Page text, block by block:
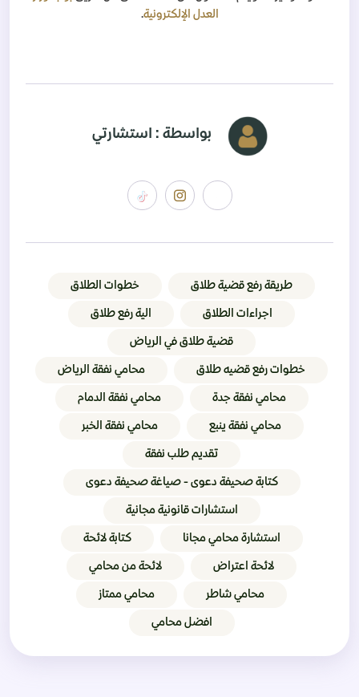
العدل الإلكترونية.
بواسطة : استشارتي
طريقة رفع قضية طلاق خطوات الطلاق
اجراءات الطلاق الية رفع طلاق
قضية طلاق في الرياض
خطوات رفع قضيه طلاق محامي نفقة الرياض
محامي نفقة جدة محامي نفقة الدمام
محامي نفقة ينبع محامي نفقة الخبر
تقديم طلب نفقة
كتابة صحيفة دعوى - صياغة صحيفة دعوى
استشارات قانونية مجانية
استشارة محامي مجانا كتابة لائحة
لائحة اعتراض لائحة من محامي
محامي شاطر محامي ممتاز
افضل محامي